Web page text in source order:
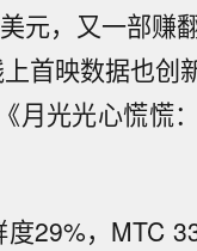
元，又一部赚
首映数据也创
月光光心慌慌
29%，MTC